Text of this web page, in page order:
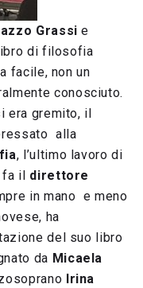
Grassi e
di filosofia
facile, non un
conosciuto.
era gremito, il
alla
, l’ultimo lavoro di
il direttore
in mano e meno
ha
del suo libro
da Micaela
Irina